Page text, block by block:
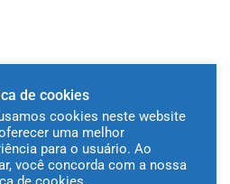
de como a tecnologia
facilita o trabalho do
à organização de suas
de cookies
cookies neste website
uma melhor
para o usuário. Ao
você concorda com a nossa